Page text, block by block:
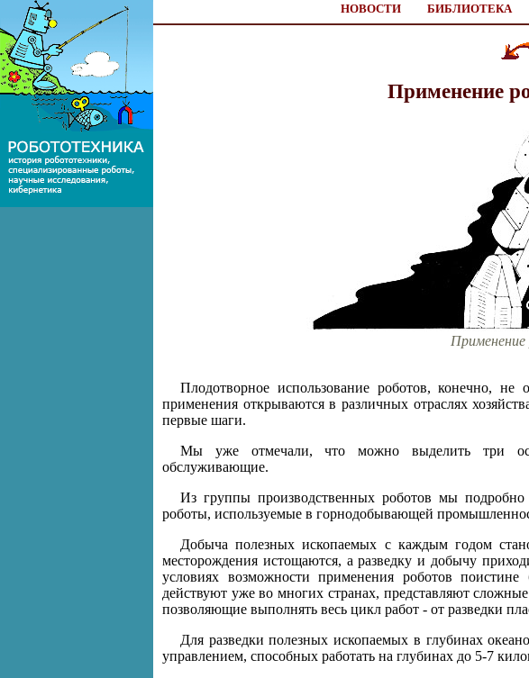
НОВОСТИ БИБЛИОТЕКА
Применение
Применение
Плодотворное использование роботов, конечно,
применения открываются в различных отраслях
первые шаги.
Мы уже отмечали, что можно выделить три
обслуживающие.
Из группы производственных роботов мы подробно
роботы, используемые в горнодобывающей
Добыча полезных ископаемых с каждым годом
месторождения истощаются, а разведку и добычу
условиях возможности применения роботов
действуют уже во многих странах, представляют
позволяющие выполнять весь цикл работ - от разведки
Для разведки полезных ископаемых в глубинах
управлением, способных работать на глубинах до 5-7